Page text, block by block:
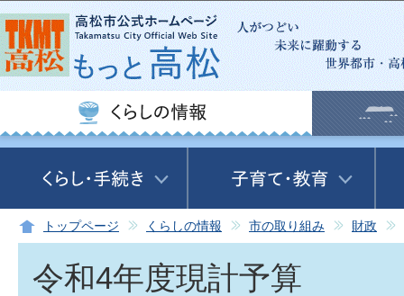
この
トップページ くらしの情報 市の取り組み 財政
令和4年度現計予算